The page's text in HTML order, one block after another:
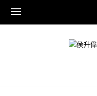
content